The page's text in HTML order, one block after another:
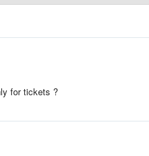
for tickets ?